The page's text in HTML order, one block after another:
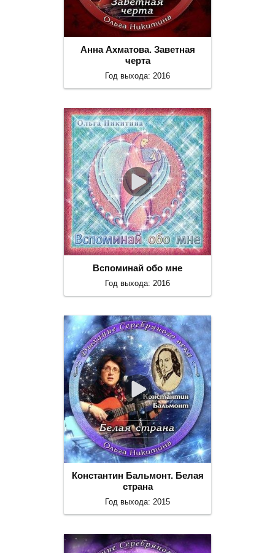
Анна Ахматова. Заветная
черта
Год выхода: 2016
Вспоминай обо мне
Год выхода: 2016
Константин Бальмонт. Белая
страна
Год выхода: 2015